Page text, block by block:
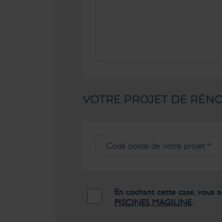
VOTRE PROJET DE
En cochant cette case, vous
PISCINES MAGILINE.